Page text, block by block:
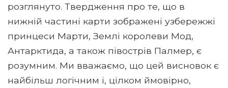
розглянуто. Твердження про те, що в
нижній частині карти зображені узбережжі
принцеси Марти, Землі королеви Мод,
Антарктида, а також півострів Палмер, є
розумним. Ми вважаємо, що цей висновок є
найбільш логічним і, цілком ймовірно,